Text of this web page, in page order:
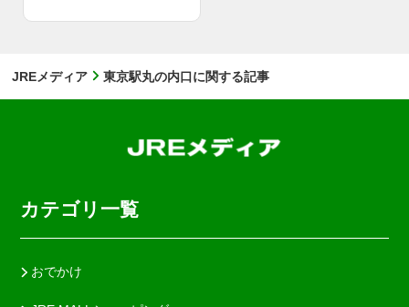
JREメディア 東京駅丸の内口に関する記事
カテゴリ一覧
おでかけ